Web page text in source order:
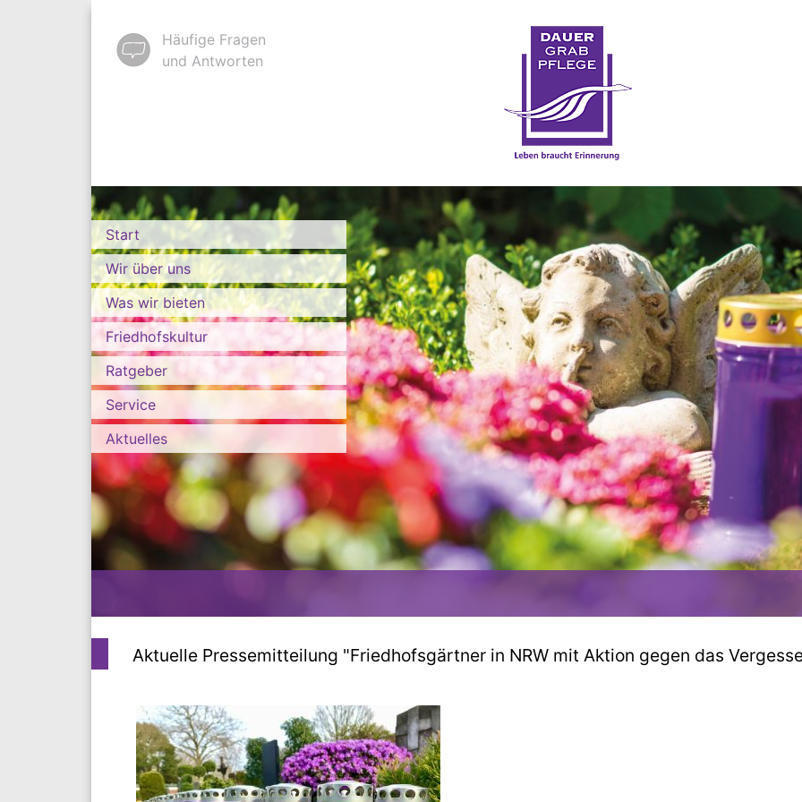
Häufige Fragen
und Antworten
Start
Wir über uns
Was wir bieten
Friedhofskultur
Ratgeber
Service
Aktuelles
Aktuelle Pressemitteilung "Friedhofsgärtner in NRW mit Aktion gegen das